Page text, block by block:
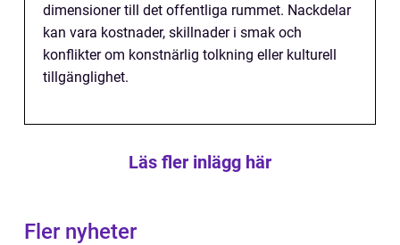
dimensioner till det offentliga rummet. Nackdelar
kan vara kostnader, skillnader i smak och
konflikter om konstnärlig tolkning eller kulturell
tillgänglighet.
Läs fler inlägg här
Fler nyheter